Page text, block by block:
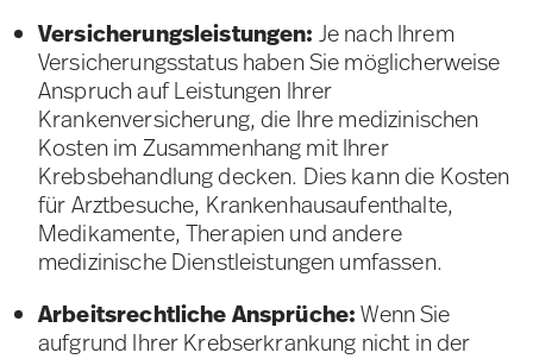
Versicherungsleistungen: Je nach Ihrem
Versicherungsstatus haben Sie möglicherweise
Anspruch auf Leistungen Ihrer
Krankenversicherung, die Ihre medizinischen
Kosten im Zusammenhang mit Ihrer
Krebsbehandlung decken. Dies kann die Kosten
für Arztbesuche, Krankenhausaufenthalte,
Medikamente, Therapien und andere
medizinische Dienstleistungen umfassen.
Arbeitsrechtliche Ansprüche:Wenn Sie
aufgrund Ihrer Krebserkrankung nicht in der